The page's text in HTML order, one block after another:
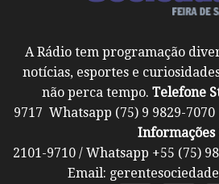
A Rádio tem programação
notícias, esportes e
não perca tempo. Telefone
9717 Whatsapp (75)
Informações
2101-9710 / Whatsapp
Email: